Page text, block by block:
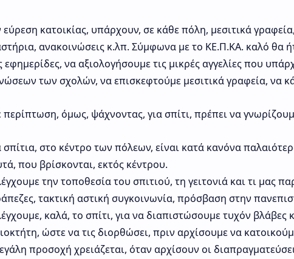
εύρεση κατοικίας, υπάρχουν, σε κάθε πόλη, μεσιτικά
ανακοινώσεις κ.λπ. Σύμφωνα με το ΚΕ.Π.ΚΑ. καλό θα
εφημερίδες, να αξιολογήσουμε τις μικρές αγγελίες που
των σχολών, να επισκεφτούμε μεσιτικά γραφεία, να
περίπτωση, όμως, ψάχνοντας, για σπίτι, πρέπει να
σπίτια, στο κέντρο των πόλεων, είναι κατά κανόνα
που βρίσκονται, εκτός κέντρου.
την τοποθεσία του σπιτιού, τη γειτονιά και τι μας
τακτική αστική συγκοινωνία, πρόσβαση στην
καλά, το σπίτι, για να διαπιστώσουμε τυχόν βλάβες
ώστε να τις διορθώσει, πριν αρχίσουμε να
προσοχή χρειάζεται, όταν αρχίσουν οι